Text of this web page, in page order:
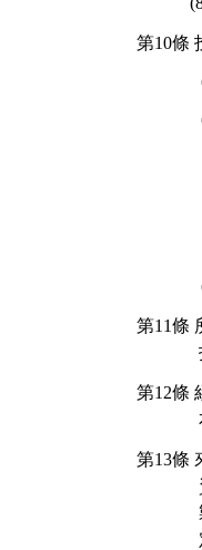
第10條
第11條
第12條
第13條